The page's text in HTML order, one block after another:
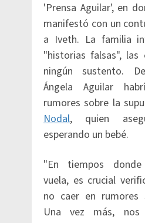
'Prensa Aguilar', en
manifestó con un
a Iveth. La familia
"historias falsas", las
ningún sustento.
Ángela Aguilar
rumores sobre la
Nodal, quien
esperando un bebé.
"En tiempos
vuela, es crucial
no caer en rumores
Una vez más, nos